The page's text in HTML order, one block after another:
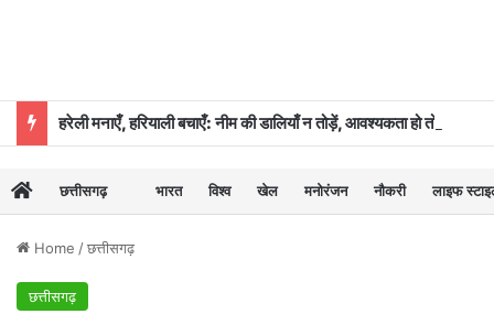
छत्तीसगढ़ भारत विश्व खेल मनोरंजन नौकरी लाइफ
Home /छत्तीसगढ़
छत्तीसगढ़